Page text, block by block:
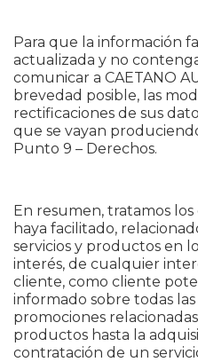
Para que la información
actualizada y no
comunicar a CAETANO
brevedad posible, las
rectificaciones de sus
que se vayan
Punto 9 – Derechos.
En resumen, tratamos
haya facilitado,
servicios y productos en
interés, de cualquier
cliente, como cliente
informado sobre todas
promociones
productos hasta la
contratación de un